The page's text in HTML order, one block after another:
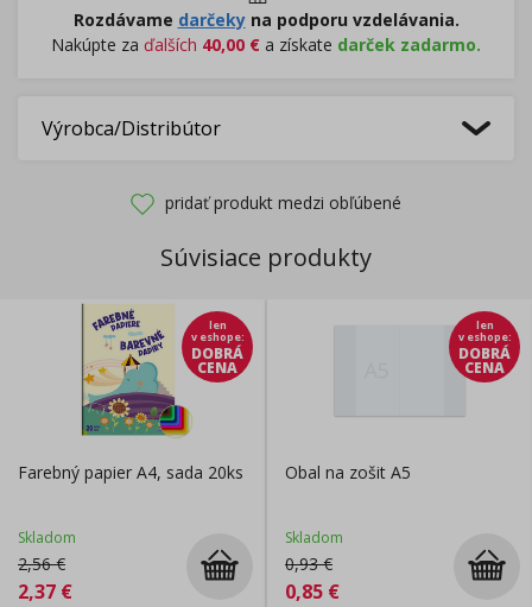
Rozdávame darčeky na podporu vzdelávania.
Nakúpte za ďalších 40,00 € a získate darček zadarmo.
Výrobca/Distribútor
pridať produkt medzi obľúbené
Súvisiace produkty
len
v eshope:
DOBRÁ
CENA
Farebný papier A4, sada 20ks
Skladom
2,56€
2,37 €
len
v eshope:
DOBRÁ
CENA
Obal na zošit A5
Skladom
0,93€
0,85 €